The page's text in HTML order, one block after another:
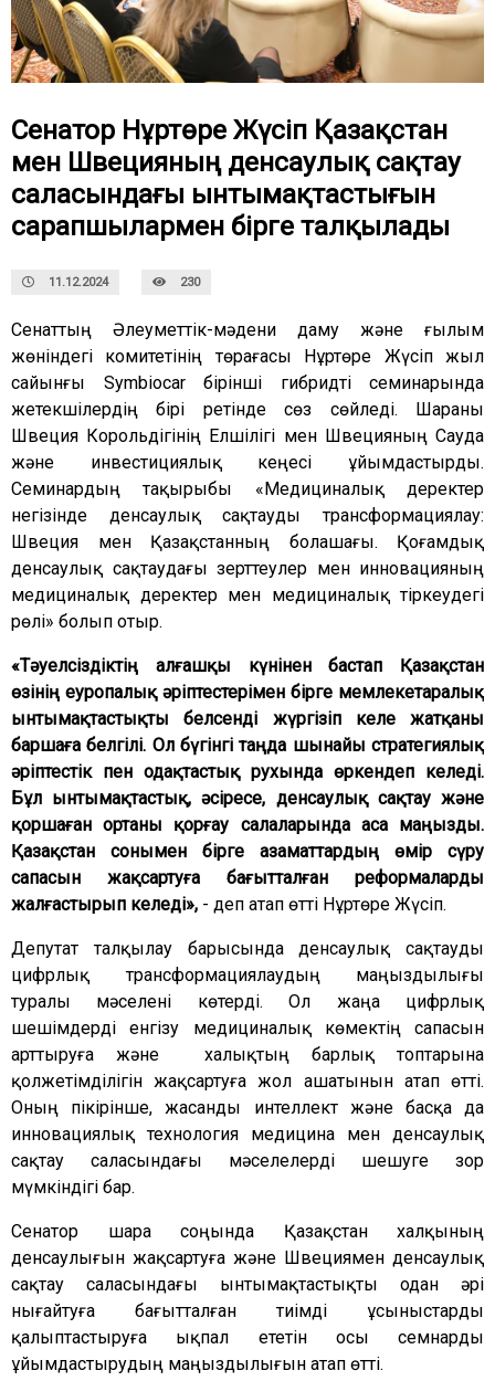
Сенатор Нұртөре Жүсіп Қазақстан
мен Швецияның денсаулық сақтау
саласындағы ынтымақтастығын
сарапшылармен бірге талқылады
11.12.2024 230
Сенаттың Әлеуметтік-мәдени даму және ғылым
жөніндегі комитетінің төрағасы Нұртөре Жүсіп жыл
сайынғы Symbiocar бірінші гибридті семинарында
жетекшілердің бірі ретінде сөз сөйледі. Шараны
Швеция Корольдігінің Елшілігі мен Швецияның Сауда
және инвестициялық кеңесі ұйымдастырды.
Семинардың тақырыбы «Медициналық деректер
негізінде денсаулық сақтауды трансформациялау:
Швеция мен Қазақстанның болашағы. Қоғамдық
денсаулық сақтаудағы зерттеулер мен инновацияның
медициналық деректер мен медициналық тіркеудегі
рөлі» болып отыр.
«Тәуелсіздіктің алғашқы күнінен бастап Қазақстан
өзінің еуропалық әріптестерімен бірге мемлекетаралық
ынтымақтастықты белсенді жүргізіп келе жатқаны
баршаға белгілі. Ол бүгінгі таңда шынайы стратегиялық
әріптестік пен одақтастық рухында өркендеп келеді.
Бұл ынтымақтастық, әсіресе, денсаулық сақтау және
қоршаған ортаны қорғау салаларында аса маңызды.
Қазақстан сонымен бірге азаматтардың өмір сүру
сапасын жақсартуға бағытталған реформаларды
жалғастырып келеді», - деп атап өтті Нұртөре Жүсіп.
Депутат талқылау барысында денсаулық сақтауды
цифрлық трансформациялаудың маңыздылығы
туралы мәселені көтерді. Ол жаңа цифрлық
шешімдерді енгізу медициналық көмектің сапасын
арттыруға және
халықтың барлық топтарына
қолжетімділігін жақсартуға жол ашатынын атап өтті.
Оның пікірінше, жасанды интеллект және басқа да
инновациялық технология медицина мен денсаулық
сақтау саласындағы мәселелерді шешуге зор
мүмкіндігі бар.
Сенатор шара соңында Қазақстан халқының
денсаулығын жақсартуға және Швециямен денсаулық
сақтау саласындағы ынтымақтастықты одан әрі
нығайтуға бағытталған тиімді ұсыныстарды
қалыптастыруға ықпал ететін осы семнарды
ұйымдастырудың маңыздылығын атап өтті.